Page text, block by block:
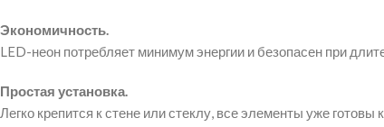
Экономичность.
LED-неон потребляет минимум энергии и безопасен при
Простая установка.
Легко крепится к стене или стеклу, все элементы уже готовы